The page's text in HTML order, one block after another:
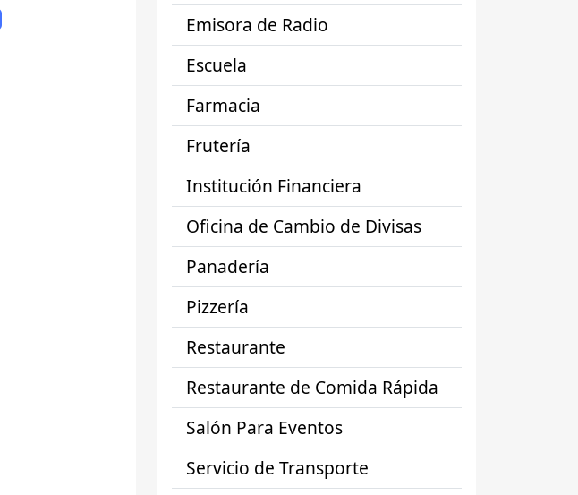
Emisora de Radio
Escuela
Farmacia
Frutería
Institución Financiera
Oficina de Cambio de Divisas
Panadería
Pizzería
Restaurante
Restaurante de Comida Rápida
Salón Para Eventos
Servicio de Transporte